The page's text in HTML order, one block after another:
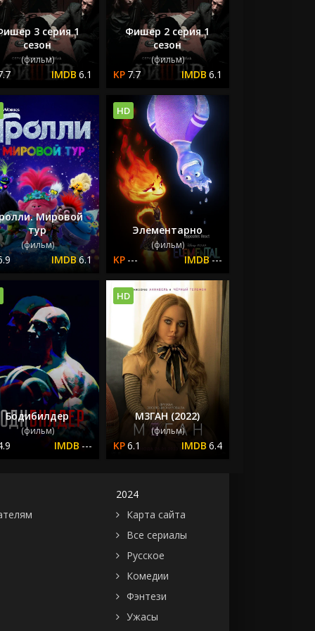
3 серия 1
сезон
(фильм)
6.1
Фишер 2 серия 1
сезон
(фильм)
7.7 6.1
Мировой
тур
(фильм)
6.1
Элементарно
(фильм)
--- ---
HD
Бодибилдер
(фильм)
---
М3ГАН (2022)
(фильм)
6.1 6.4
HD
2024
Карта сайта
Все сериалы
Русское
Комедии
Фэнтези
Ужасы